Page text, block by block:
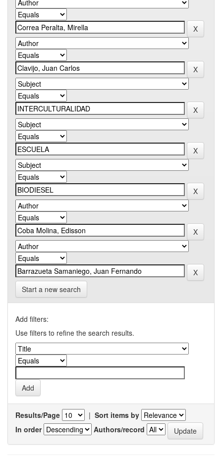
Start a new search
Add filters:
Use filters to refine the search results.
Results/Page | Sort items by
In order
Authors/record